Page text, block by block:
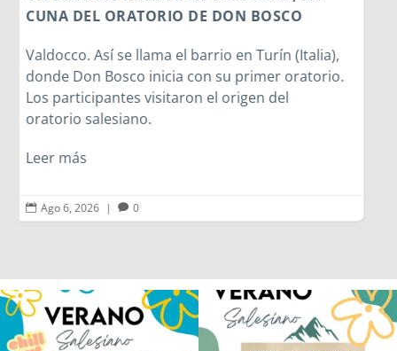
 Ago 6, 2026 | 
Los alumnos de 6º de Primaria, 1º y 2º
de la ESO...
146 2
La diversión y la alegría también se han
sentido...
95 0